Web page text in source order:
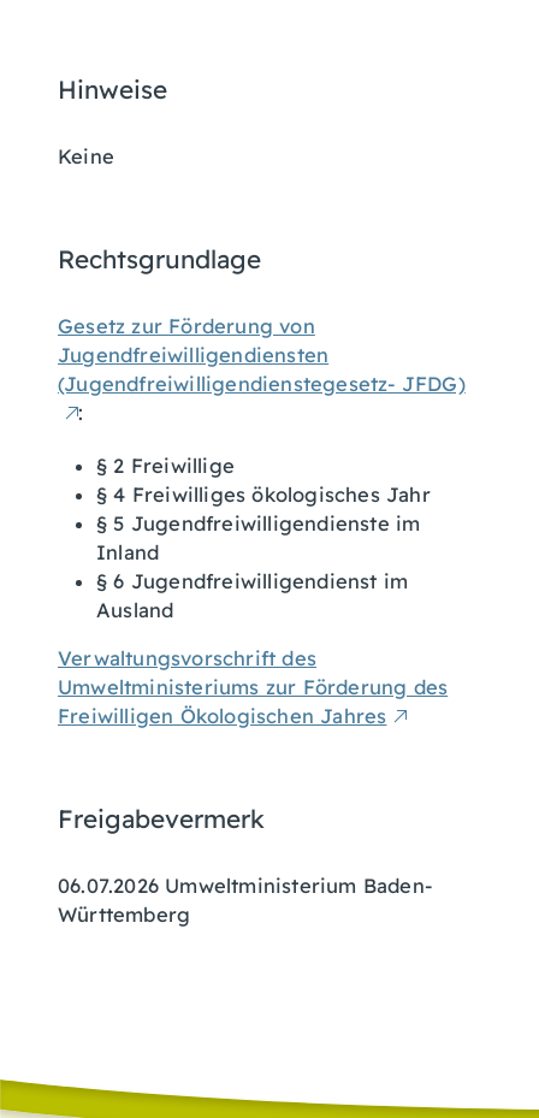
Hinweise
Keine
Rechtsgrundlage
Gesetz zur Förderung von
Jugendfreiwilligendiensten
(Jugendfreiwilligendienstegesetz- JFDG)
:
§ 2 Freiwillige
§ 4 Freiwilliges ökologisches Jahr
§ 5 Jugendfreiwilligendienste im
Inland
§ 6 Jugendfreiwilligendienst im
Ausland
Verwaltungsvorschrift des
Umweltministeriums zur Förderung des
Freiwilligen Ökologischen Jahres
Freigabevermerk
06.07.2026 Umweltministerium Baden-
Württemberg